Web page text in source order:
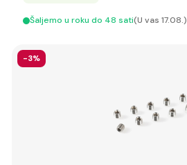
Šaljemo u roku do 48 sati(U vas 17.08.)
-3%